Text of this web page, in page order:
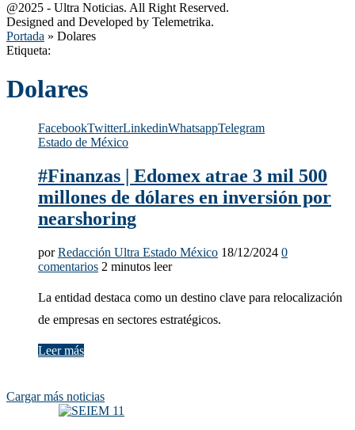
@2025 - Ultra Noticias. All Right Reserved.
Designed and Developed by Telemetrika.
Portada » Dolares
Etiqueta:
Dolares
FacebookTwitterLinkedinWhatsappTelegram
Estado de México
#Finanzas | Edomex atrae 3 mil 500
millones de dólares en inversión por
nearshoring
porRedacción Ultra Estado México 18/12/2024 0
comentarios 2 minutos leer
La entidad destaca como un destino clave para relocalización
de empresas en sectores estratégicos.
Leer más
Cargar más noticias